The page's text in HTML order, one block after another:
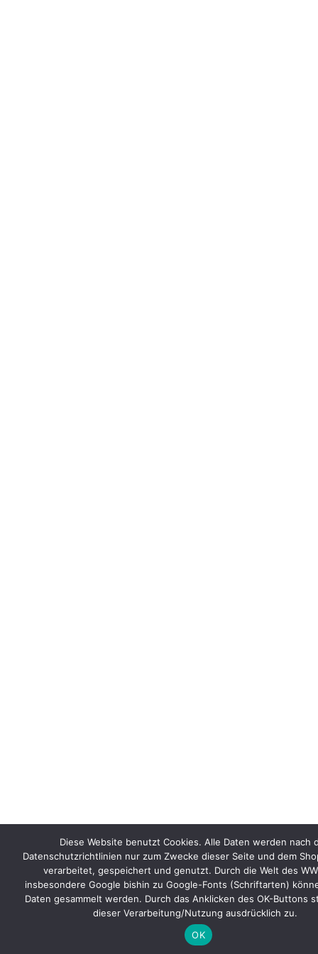
Diese Website benutzt Cookies. Alle Daten werden nach
Datenschutzrichtlinien nur zum Zwecke dieser Seite und dem
verarbeitet, gespeichert und genutzt. Durch die Welt des
insbesondere Google bishin zu Google-Fonts (Schriftarten)
Daten gesammelt werden. Durch das Anklicken des OK-Buttons
dieser Verarbeitung/Nutzung ausdrücklich zu.
OK